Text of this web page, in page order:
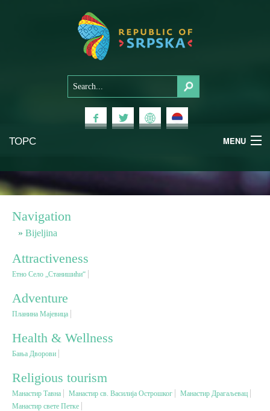
ТОРС MENU
Mountains
Religious tourism
Adventure
Culture & Heritage
Navigation
Bijeljina
Attractiveness
Етно Село „Станишићи“
Adventure
Планина Мајевица
Health & Wellness
Бања Дворови
Religious tourism
Манастир Тавна Манастир св. Василија Острошког
Манастир Драгаљевац
Манастир свете Петке